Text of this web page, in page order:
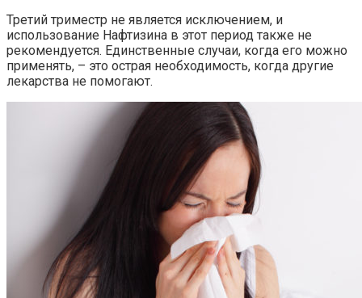
Третий триместр не является исключением, и
использование Нафтизина в этот период также не
рекомендуется. Единственные случаи, когда его можно
применять, – это острая необходимость, когда другие
лекарства не помогают.